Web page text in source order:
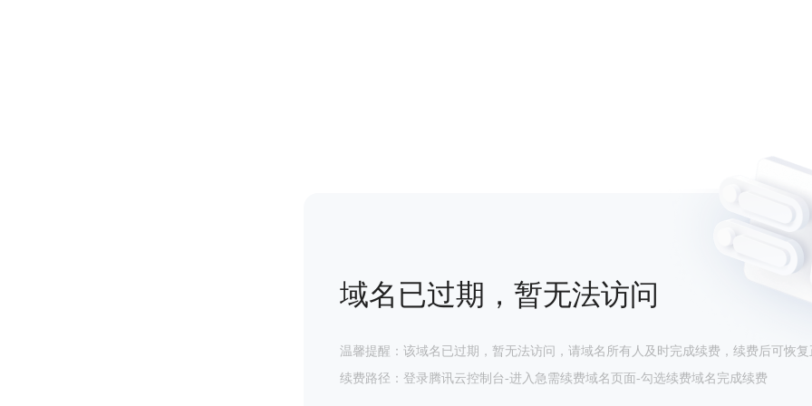
域名已过期，暂无法访问
温馨提醒：该域名已过期，暂无法访问，请域名所有人及时完成续费，续费后可恢复
续费路径：登录腾讯云控制台-进入急需续费域名页面-勾选续费域名完成续费